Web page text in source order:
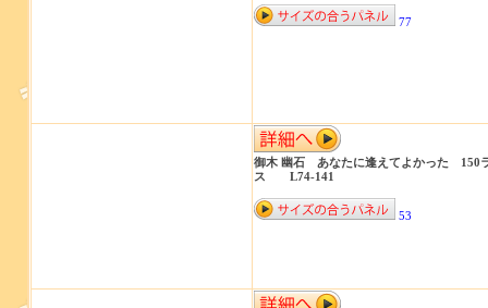
77
御木 幽石 あなたに逢えてよかった 150
ス L74-141
53